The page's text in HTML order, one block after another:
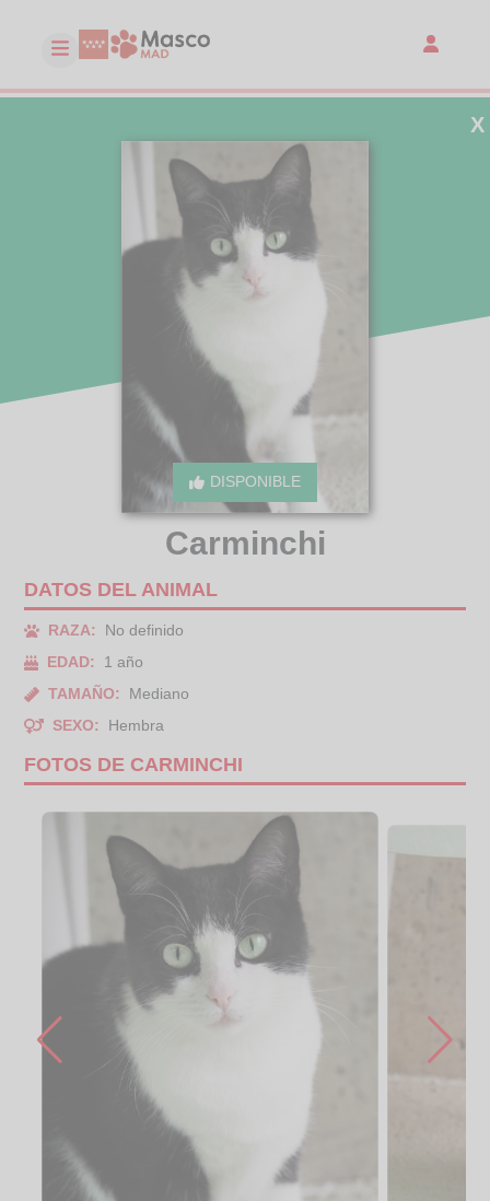
DISPONIBLE
X
Carminchi
DATOS DEL ANIMAL
RAZA:
No definido
EDAD:
1 año
TAMAÑO:
Mediano
SEXO:
Hembra
FOTOS DE CARMINCHI